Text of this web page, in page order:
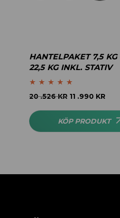
HANTELPAKET 7,5 KG
22,5 KG INKL. STATIV
Betygsatt5.00
20 .526KR 11 .990 KR
KÖP PRODUKT